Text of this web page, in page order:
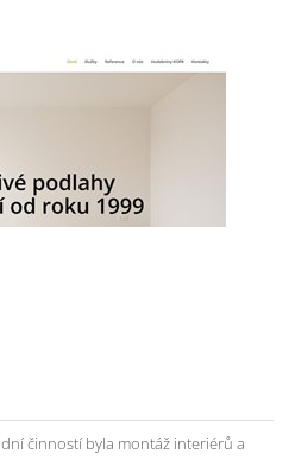
činností byla montáž interiérů a